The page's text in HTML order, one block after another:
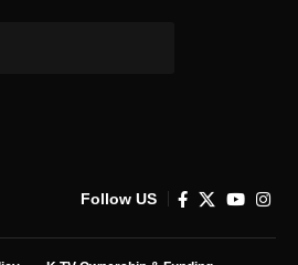
Follow US